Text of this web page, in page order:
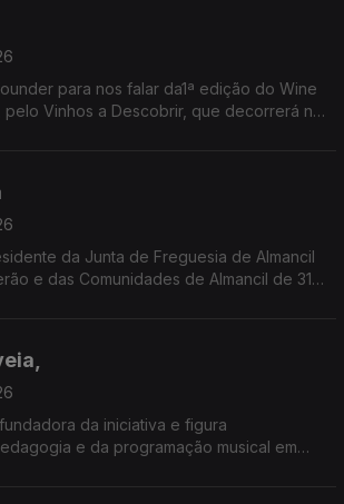
para nos falar da1ª edição do Wine
pelo Vinhos a Descobrir, que decorrerá no
da Junta de Freguesia de Almancil
e das Comunidades de Almancil de 31
e as portas abrem todos os dias às 18h00.
da iniciativa e figura
e da programação musical em